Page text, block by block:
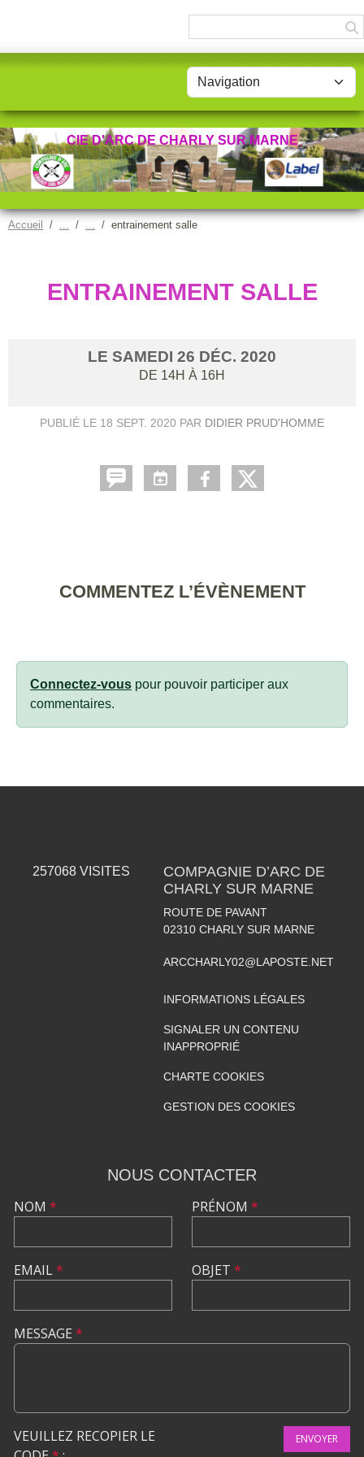
CIE D'ARC DE CHARLY SUR MARNE
Accueil entrainement salle
ENTRAINEMENT SALLE
LE SAMEDI 26 DÉC. 2020
DE 14H À 16H
PUBLIÉ LE 18 SEPT. 2020 PAR DIDIER PRUD'HOMME
COMMENTEZ L’ÉVÈNEMENT
Connectez-vous pour pouvoir participer aux
commentaires.
257068 VISITES
COMPAGNIE D’ARC DE
CHARLY SUR MARNE
ROUTE DE PAVANT
02310 CHARLY SUR MARNE
ARCCHARLY02@LAPOSTE.NET
INFORMATIONS LÉGALES
SIGNALER UN CONTENU
INAPPROPRIÉ
CHARTE COOKIES
GESTION DES COOKIES
NOUS CONTACTER
NOM *
EMAIL*
PRÉNOM *
OBJET *
MESSAGE *
VEUILLEZ RECOPIER LE
ENVOYER